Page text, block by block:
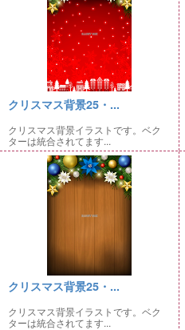
クリスマス背景25・...
クリスマス背景イラストです。ベク
ターは統合されてます...
クリスマス背景25・...
クリスマス背景イラストです。ベク
ターは統合されてます...